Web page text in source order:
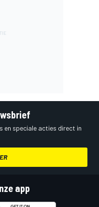
en speciale acties direct in
app